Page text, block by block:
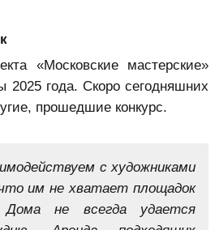
«Московские мастерские»
2025 года. Скоро сегодняшних
прошедшие конкурс.
с художниками
им не хватает площадок
не всегда удается